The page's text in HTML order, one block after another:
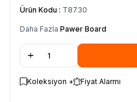
Ürün Kodu : T8730
Daha Fazla Pawer Board
Koleksiyon + Fiyat Alarmı